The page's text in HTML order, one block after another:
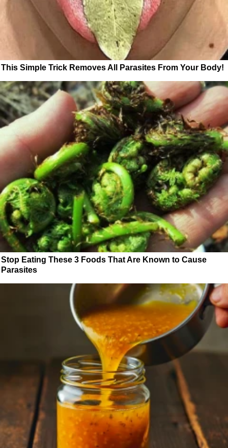
This Simple Trick Removes All Parasites From Your Body!
Stop Eating These 3 Foods That Are Known to Cause
Parasites